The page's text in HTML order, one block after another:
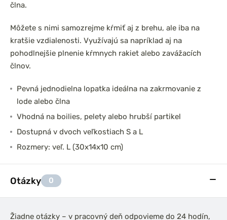
člna.
Môžete s nimi samozrejme kŕmiť aj z brehu, ale iba na
kratšie vzdialenosti. Využívajú sa napríklad aj na
pohodlnejšie plnenie kŕmnych rakiet alebo zavážacích
člnov.
Pevná jednodielna lopatka ideálna na zakrmovanie z
lode alebo člna
Vhodná na boilies, pelety alebo hrubší partikel
Dostupná v dvoch veľkostiach S a L
Rozmery: veľ. L (30x14x10 cm)
Otázky 0
Žiadne otázky – v pracovný deň odpovieme do 24 hodín,